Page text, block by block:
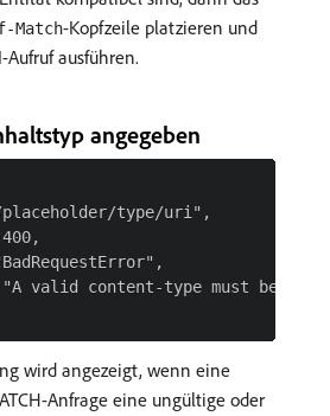
Match-Kopfzeile platzieren und
ausführen.
angegeben
type/uri",
valid content-type must be
wird angezeigt, wenn eine
Anfrage eine ungültige oder